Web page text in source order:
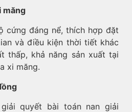
măng
cứng đáng nể, thích hợp đặt
và điều kiện thời tiết khác
thấp, khả năng sản xuất tại
xi măng.
quyết bài toán nan giải